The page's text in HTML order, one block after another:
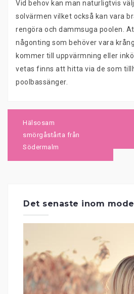
Vid behov kan man naturligtvis
solvärmen vilket också kan vara
rengöra och dammsuga poolen.
någonting som behöver vara
kommer till uppvärmning eller
vetas finns att hitta via de som
poolbassänger.
Hälsosam
smörgåstårta från
Södermalm
Det senaste inom mode